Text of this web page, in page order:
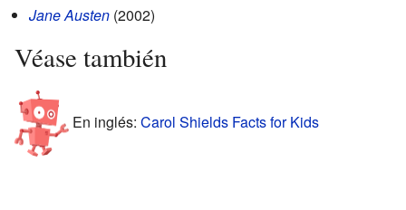
Jane Austen (2002)
Véase también
En inglés: Carol Shields Facts for Kids